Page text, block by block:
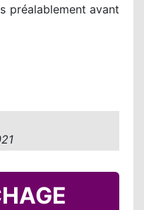
préalablement avant